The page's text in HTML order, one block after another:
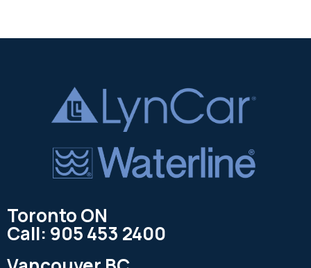
Toronto ON
Call: 905 453 2400